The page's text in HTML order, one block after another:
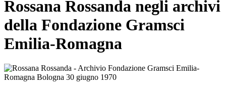
Rossana Rossanda negli archivi
della Fondazione Gramsci
Emilia-Romagna